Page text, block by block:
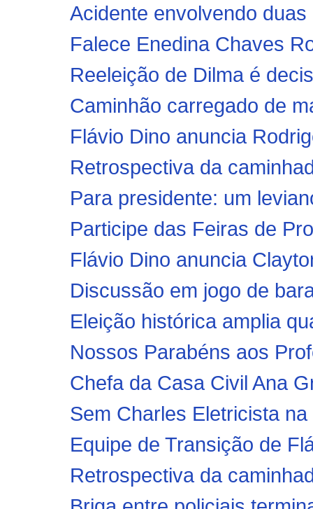
Acidente envolvendo
Falece Enedina Chaves
Reeleição de Dilma é
Caminhão carregado de
Flávio Dino anuncia
Retrospectiva da
Participe das Feiras de
Flávio Dino anuncia
Discussão em jogo de
Eleição histórica amplia
Nossos Parabéns aos
Chefa da Casa Civil Ana
Sem Charles Eletricista
Equipe de Transição de
Retrospectiva da